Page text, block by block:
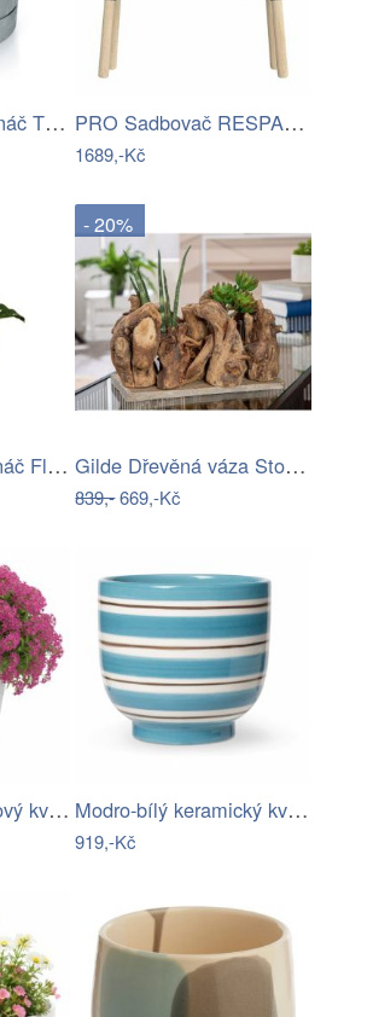
Prosperplast Květináč TUBOS P BETON… PRO Sadbovač RESPANA PLANTER WOOD HIGH…
1689,-Kč
HowHomely Květináč Flore 19x19 cm šedý…
- 20%
Gilde Dřevěná váza Stormlight
839,-669,-Kč
HowHomely Plastový květináč Riflo 40x46… Modro-bílý keramický květináč Kähler…
919,-Kč